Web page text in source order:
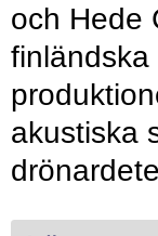
och Hede
akustiska